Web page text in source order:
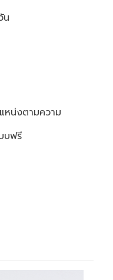
น
หน่งตามความ
บฟรี